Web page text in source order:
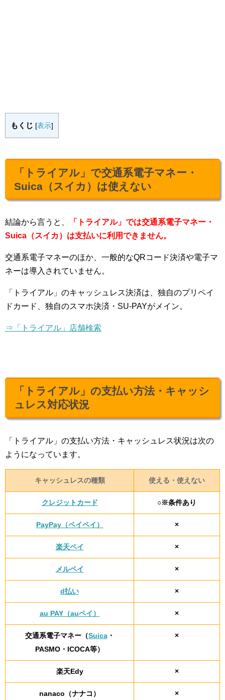
もくじ [表示]
「トライアル」で交通系電子マネー・
Suica（スイカ）は使えない
結論から言うと、
「トライアル」では交通系電子マネー・
Suica（スイカ）は支払いに利用できません。
交通系電子マネーのほか、一般的なQRコード決済や電子マ
ネーは導入されていません。
「トライアル」のキャッシュレス決済は、独自のプリペイ
ドカード、独自のスマホ決済・SU-PAYがメイン。
⇒「トライアル」店舗検索
「トライアル」の支払い方法・キャッシ
ュレス対応状況
「トライアル」の支払い方法・キャッシュレス状況は次の
ようになっています。
キャッシュレスの種類 使える・使えない
クレジットカード ○※条件あり
PayPay（ペイペイ） ×
楽天ペイ ×
メルペイ ×
d払い ×
au PAY（auペイ） ×
交通系電子マネー（Suica・
PASMO・ICOCA等）
×
楽天Edy ×
nanaco（ナナコ） ×